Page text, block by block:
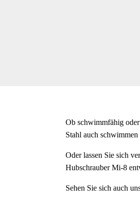
Ob schwimmfähig
Stahl auch
Oder lassen Sie sich
Hubschrauber Mi-8
Sehen Sie sich auch